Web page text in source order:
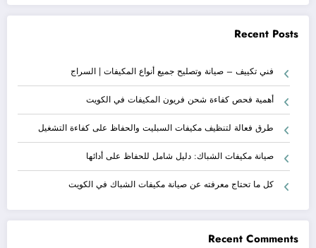
Recent Posts
فني تكييف – صيانة وتصليح جميع أنواع المكيفات | السراج
أهمية فحص كفاءة شحن فريون المكيفات في الكويت
طرق فعالة لتنظيف مكيفات السبليت والحفاظ على كفاءة التشغيل
صيانة مكيفات الشباك: دليل شامل للحفاظ على أدائها
كل ما تحتاج معرفته عن صيانة مكيفات الشباك في الكويت
Recent Comments